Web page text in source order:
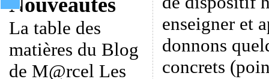
Nouveautés
La table des
matières du Blog
de M@rcel Les
enseigner et
donnons
concrets